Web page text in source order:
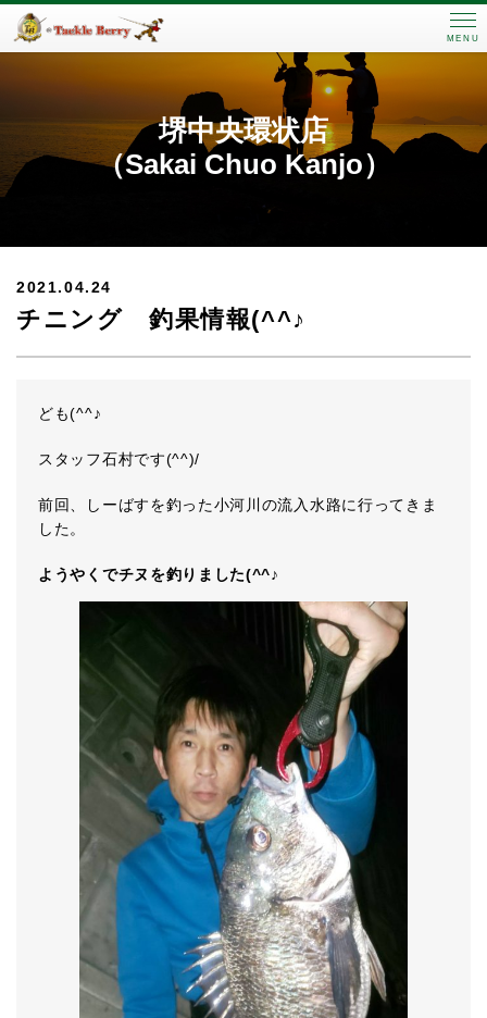
MENU
堺中央環状店
（Sakai Chuo Kanjo）
2021.04.24
チニング 釣果情報(^^♪
ども(^^♪
スタッフ石村です(^^)/
前回、しーばすを釣った小河川の流入水路に行ってきま
した。
ようやくでチヌを釣りました(^^♪